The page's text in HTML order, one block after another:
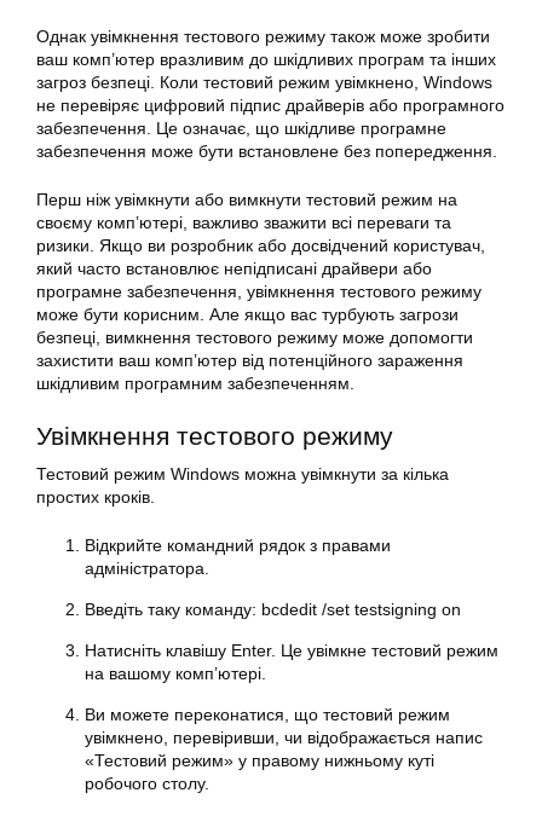
Однак увімкнення тестового режиму також може зробити
ваш комп’ютер вразливим до шкідливих програм та інших
загроз безпеці. Коли тестовий режим увімкнено, Windows
не перевіряє цифровий підпис драйверів або програмного
забезпечення. Це означає, що шкідливе програмне
забезпечення може бути встановлене без попередження.
Перш ніж увімкнути або вимкнути тестовий режим на
своєму комп’ютері, важливо зважити всі переваги та
ризики. Якщо ви розробник або досвідчений користувач,
який часто встановлює непідписані драйвери або
програмне забезпечення, увімкнення тестового режиму
може бути корисним. Але якщо вас турбують загрози
безпеці, вимкнення тестового режиму може допомогти
захистити ваш комп’ютер від потенційного зараження
шкідливим програмним забезпеченням.
Увімкнення тестового режиму
Тестовий режим Windows можна увімкнути за кілька
простих кроків.
Відкрийте командний рядок з правами
адміністратора.
Введіть таку команду: bcdedit /set testsigning on
Натисніть клавішу Enter. Це увімкне тестовий режим
на вашому комп’ютері.
Ви можете переконатися, що тестовий режим
увімкнено, перевіривши, чи відображається напис
«Тестовий режим» у правому нижньому куті
робочого столу.